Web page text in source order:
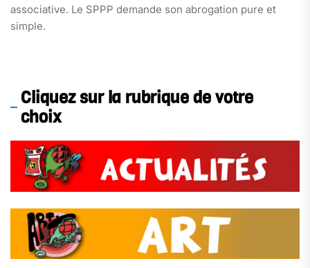
associative. Le SPPP demande son abrogation pure et
simple.
Cliquez sur la rubrique de votre
choix